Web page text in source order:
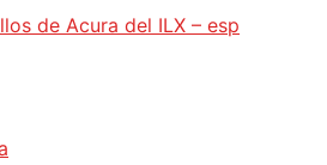
de Acura del ILX – esp